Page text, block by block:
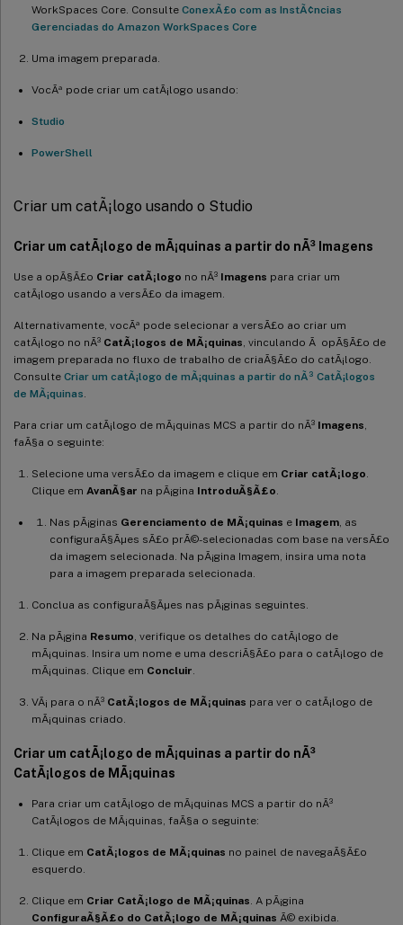
WorkSpaces Core. Consulte ConexÃ£o com as InstÃ¢ncias
Gerenciadas do Amazon WorkSpaces Core
Uma imagem preparada.
VocÃª pode criar um catÃ¡logo usando:
Studio
PowerShell
Criar um catÃ¡logo usando o Studio
Criar um catÃ¡logo de mÃ¡quinas a partir do nÃ³ Imagens
Use a opÃ§Ã£o Criar catÃ¡logo no nÃ³ Imagens para criar um
catÃ¡logo usando a versÃ£o da imagem.
Alternativamente, vocÃª pode selecionar a versÃ£o ao criar um
catÃ¡logo no nÃ³ CatÃ¡logos de MÃ¡quinas , vinculando Ã opÃ§Ã£o de
imagem preparada no fluxo de trabalho de criaÃ§Ã£o do catÃ¡logo.
Consulte Criar um catÃ¡logo de mÃ¡quinas a partir do nÃ³ CatÃ¡logos
de MÃ¡quinas
Para criar um catÃ¡logo de mÃ¡quinas MCS a partir do nÃ³ Imagens
faÃ§a o seguinte:
Selecione uma versÃ£o da imagem e clique em Criar catÃ¡logo
Clique em AvanÃ§ar na pÃ¡gina IntroduÃ§Ã£o
Nas pÃ¡ginas Gerenciamento de MÃ¡quinas e Imagem , as
configuraÃ§Ãµes sÃ£o prÃ©-selecionadas com base na versÃ£o
da imagem selecionada. Na pÃ¡gina Imagem, insira uma nota
para a imagem preparada selecionada.
Conclua as configuraÃ§Ãµes nas pÃ¡ginas seguintes.
Na pÃ¡gina Resumo , verifique os detalhes do catÃ¡logo de
mÃ¡quinas. Insira um nome e uma descriÃ§Ã£o para o catÃ¡logo de
mÃ¡quinas. Clique em Concluir
VÃ¡ para o nÃ³ CatÃ¡logos de MÃ¡quinas para ver o catÃ¡logo de
mÃ¡quinas criado.
Criar um catÃ¡logo de mÃ¡quinas a partir do nÃ³
CatÃ¡logos de MÃ¡quinas
Para criar um catÃ¡logo de mÃ¡quinas MCS a partir do nÃ³
CatÃ¡logos de MÃ¡quinas, faÃ§a o seguinte:
Clique em CatÃ¡logos de MÃ¡quinas no painel de navegaÃ§Ã£o
esquerdo.
Clique em Criar CatÃ¡logo de MÃ¡quinas . A pÃ¡gina
ConfiguraÃ§Ã£o do CatÃ¡logo de MÃ¡quinas Ã© exibida.